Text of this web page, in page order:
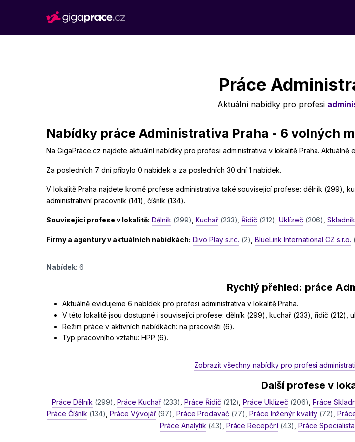
Práce
Aktuální nabídky pro profesi
Nabídky práce Administrativa Praha - 6 volných
Na GigaPráce.cz najdete aktuální nabídky pro profesi administrativa v lokalitě Praha.
Za posledních 7 dní přibylo 0 nabídek a za posledních 30 dní 1 nabídek.
V lokalitě Praha najdete kromě profese administrativa také související profese: dělník (299),
administrativní pracovník (141), číšník (134).
Související profese v lokalitě: Dělník (299) ,Kuchař (233) Řidič (212) ,Uklízeč (206) ,Skladník
Firmy a agentury v aktuálních nabídkách: Divo Play s.r.o. (2) ,BlueLink International CZ s.r.o.
Nabídek: 6
Rychlý přehled: práce
Aktuálně evidujeme 6 nabídek pro profesi administrativa v lokalitě Praha.
V této lokalitě jsou dostupné i související profese: dělník (299), kuchař (233), řidič (212),
Režim práce v aktivních nabídkách: na pracovišti (6).
Typ pracovního vztahu: HPP (6).
Zobrazit všechny nabídky pro profesi
Další profese v
Práce Dělník (299) ,Práce Kuchař (233) ,Práce Řidič (212) ,Práce Uklízeč (206) ,Práce
Práce Číšník (134) Práce Vývojář (97) Práce Prodavač (77) Práce Inženýr kvality (72)
Práce Analytik (43) Práce Recepční (43) Práce Specialista